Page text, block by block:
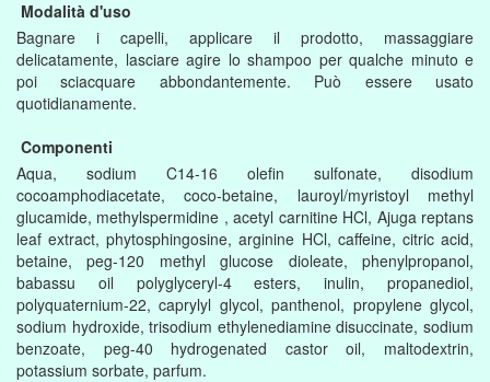
Modalità d'uso
Bagnare i capelli, applicare il prodotto, massaggiare
delicatamente, lasciare agire lo shampoo per qualche minuto e
poi sciacquare abbondantemente. Può essere usato
quotidianamente.
Componenti
Aqua, sodium C14-16 olefin sulfonate, disodium
cocoamphodiacetate, coco-betaine, lauroyl/myristoyl methyl
glucamide, methylspermidine , acetyl carnitine HCl, Ajuga reptans
leaf extract, phytosphingosine, arginine HCl, caffeine, citric acid,
betaine, peg-120 methyl glucose dioleate, phenylpropanol,
babassu oil polyglyceryl-4 esters, inulin, propanediol,
polyquaternium-22, caprylyl glycol, panthenol, propylene glycol,
sodium hydroxide, trisodium ethylenediamine disuccinate, sodium
benzoate, peg-40 hydrogenated castor oil, maltodextrin,
potassium sorbate, parfum.